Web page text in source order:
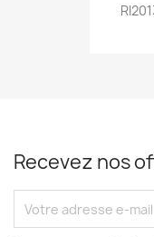
Recevez nos